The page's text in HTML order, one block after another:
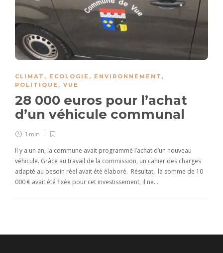
CLIMAT , ECOLOGIE , ENVIRONNEMENT ,
POLITIQUE , VUE
28 000 euros pour l’achat
d’un véhicule communal
1 min
Il y a un an, la commune avait programmé l’achat d’un nouveau
véhicule. Grâce au travail de la commission, un cahier des charges
adapté au besoin réel avait été élaboré. Résultat, la somme de 10
000 € avait été fixée pour cet investissement, il ne…